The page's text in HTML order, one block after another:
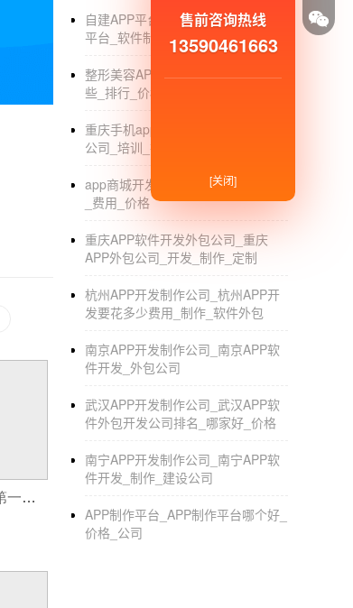
和一个安卓开发服务器工程师负责开发，的
00-1010一款开发app需要注意哪些细节？
公司软捷科技定制项目负责人开发，认为，
队多维度思考的问题。
APP开发的市场、产品、技术人员共同沟通
的市场需求。
第二，在开发申请APP的人在开发，的过程
的APP功能独树一帜。
3.APP设计师会根据自己的经验在产品中加
的，与移动App开发，的操作体验不匹配，导
因此，要求APP设计师和APP开发人员在技
第四，要知道安卓和iOS在风格、布局、导
5.而不是在APP的一两次制作测试后才得到
缪欣信息成立于2021年，为数百家企业，企业
要求，我们将为您服务。
小程序怎么模版化开发(第一步绑定开发小程序)
自建APP平台_傻瓜式简单自建APP
平台_软件制作_费用
整形美容APP开发_美容APP都有哪
些_排行_价格
重庆手机app开发_重庆app开发制作
公司_培训_排名
app商城开发优势_商城app定制开发
_费用_价格
重庆APP软件开发外包公司_重庆
APP外包公司_开发_制作_定制
杭州APP开发制作公司_杭州APP开
发要花多少费用_制作_软件外包
南京APP开发制作公司_南京APP软
件开发_外包公司
武汉APP开发制作公司_武汉APP软
件外包开发公司排名_哪家好_价格
南宁APP开发制作公司_南宁APP软
件开发_制作_建设公司
APP制作平台_APP制作平台哪个好_
价格_公司
售前咨询热线
13590461663
[关闭]